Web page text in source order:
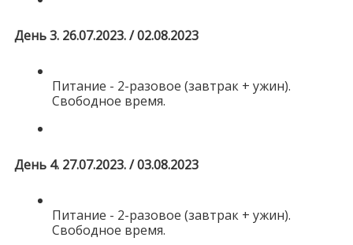
День 3. 26.07.2023. / 02.08.2023
Питание - 2-разовое (завтрак + ужин).
Свободное время.
День 4. 27.07.2023. / 03.08.2023
Питание - 2-разовое (завтрак + ужин).
Свободное время.